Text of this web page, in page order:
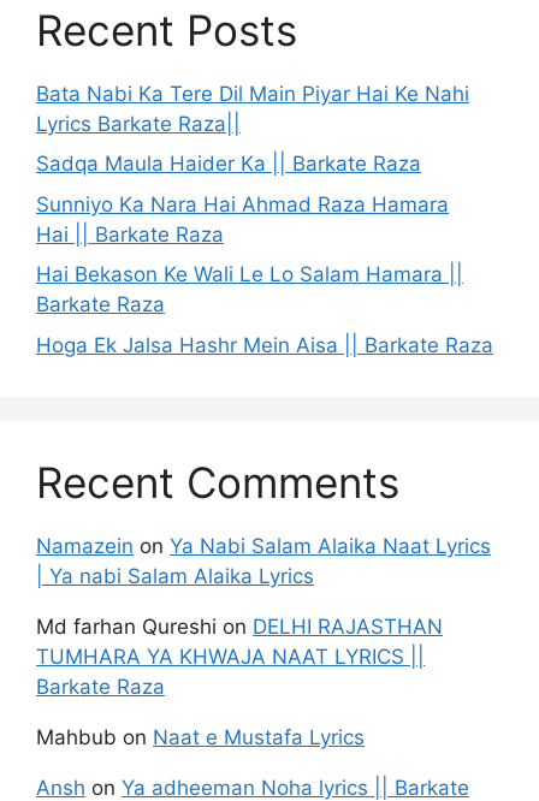
Recent Posts
Bata Nabi Ka Tere Dil Main Piyar Hai Ke Nahi
Lyrics Barkate Raza||
Sadqa Maula Haider Ka || Barkate Raza
Sunniyo Ka Nara Hai Ahmad Raza Hamara
Hai || Barkate Raza
Hai Bekason Ke Wali Le Lo Salam Hamara ||
Barkate Raza
Hoga Ek Jalsa Hashr Mein Aisa || Barkate Raza
Recent Comments
Namazein on Ya Nabi Salam Alaika Naat Lyrics
| Ya nabi Salam Alaika Lyrics
Md farhan Qureshi on DELHI RAJASTHAN
TUMHARA YA KHWAJA NAAT LYRICS ||
Barkate Raza
Mahbub on Naat e Mustafa Lyrics
Ansh on Ya adheeman Noha lyrics || Barkate